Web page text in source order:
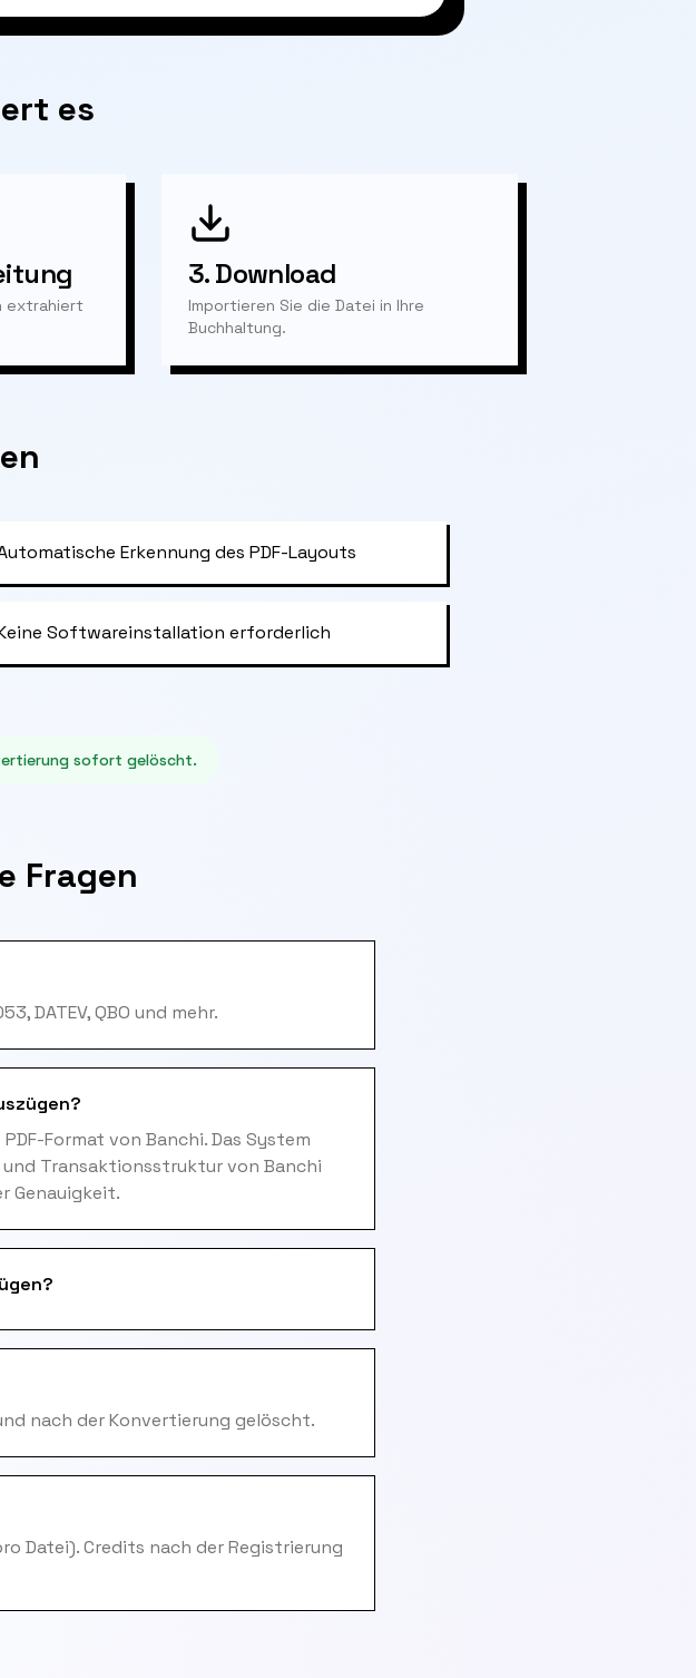
es
extrahiert
3.Download
Importieren Sie die Datei in Ihre
Buchhaltung.
Erkennung des PDF-Layouts
Softwareinstallation erforderlich
sofort gelöscht.
Fragen
DATEV, QBO und mehr.
Format von Banchi. Das System
Transaktionsstruktur von Banchi
Genauigkeit.
nach der Konvertierung gelöscht.
Datei). Credits nach der Registrierung